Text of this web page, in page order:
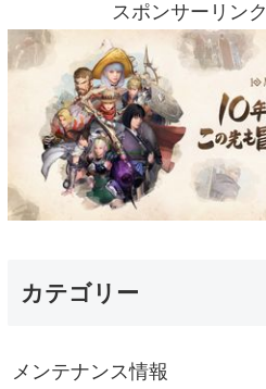
スポンサーリンク
カテゴリー
メンテナンス情報